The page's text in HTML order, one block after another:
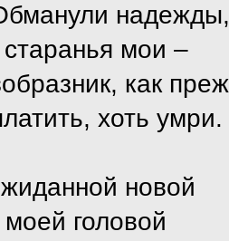
надежды,
мои –
как
хоть умри.
новой
головой